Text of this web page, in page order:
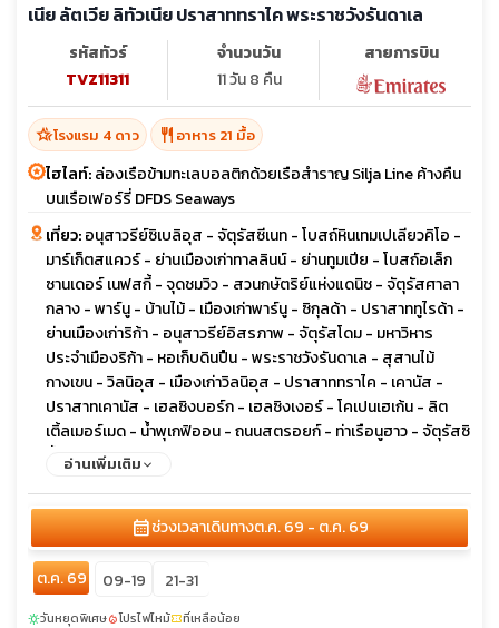
เนีย ลัตเวีย ลิทัวเนีย ปราสาททราไค พระราชวังรันดาเล
รหัสทัวร์
TVZ11311
จำนวนวัน
11 วัน 8 คืน
สายการบิน
hotel_classโรงแรม 4 ดาว restaurant อาหาร 21 มื้อ
ไฮไลท์:ล่องเรือข้ามทะเลบอลติกด้วยเรือสำราญ Silja Line ค้างคืน
บนเรือเฟอร์รี่ DFDS Seaways
เที่ยว:อนุสาวรีย์ซิเบลิอุส - จัตุรัสซีเนท - โบสถ์หินเทมเปเลียวคิโอ -
มาร์เก็ตสแควร์ - ย่านเมืองเก่าทาลลินน์ - ย่านทูมเปีย - โบสถ์อเล็ก
ซานเดอร์ เนฟสกี้ - จุดชมวิว - สวนกษัตริย์แห่งแดนิช - จัตุรัสศาลา
กลาง - พาร์นู - บ้านไม้ - เมืองเก่าพาร์นู - ซิกุลด้า - ปราสาททูไรด้า -
ย่านเมืองเก่าริก้า - อนุสาวรีย์อิสรภาพ - จัตุรัสโดม - มหาวิหาร
ประจำเมืองริก้า - หอเก็บดินปืน - พระราชวังรันดาเล - สุสานไม้
กางเขน - วิลนิอุส - เมืองเก่าวิลนิอุส - ปราสาททราไค - เคานัส -
ปราสาทเคานัส - เฮลซิงบอร์ก - เฮลซิงเงอร์ - โคเปนเฮเก้น - ลิต
เติ้ลเมอร์เมด - น้ำพุเกฟิออน - ถนนสตรอยก์ - ท่าเรือนูฮาว - จัตุรัสซิ
ตี้ฮอลล์ - พระราชวังอมาเลียนบอร์ก - ปราสาทโรเซนบอร์ก
อ่านเพิ่มเติม
calendar_monthช่วงเวลาเดินทางต.ค. 69 - ต.ค. 69
ต.ค. 69 09-19 21-31
sunnyวันหยุดพิเศษlocal_fire_departmentโปรไฟไหม้confirmation_numberที่เหลือน้อย